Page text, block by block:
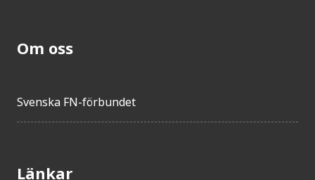
Om oss
Svenska FN-förbundet
Länkar